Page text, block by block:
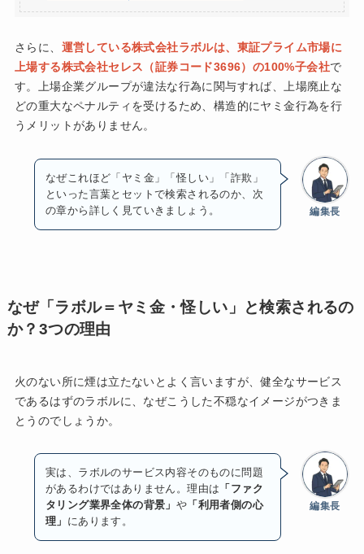
さらに、 運営している株式会社ラボルは、東証プライム市場に
上場する株式会社セレス（証券コード3696）の100%子会社で
す。上場企業グループが違法な行為に関与すれば、上場廃止な
どの重大なペナルティを受けるため、構造的にヤミ金行為を行
うメリットがありません。
編集長
なぜこれほど「ヤミ金」「怪しい」「詐欺」
といった言葉とセットで検索されるのか、次
の章から詳しく見ていきましょう。
なぜ「ラボル＝ヤミ金・怪しい」と検索されるの
か？3つの理由
火のない所に煙は立たないとよく言いますが、健全なサービス
であるはずのラボルに、なぜこうした不穏なイメージがつきま
とうのでしょうか。
編集長
実は、ラボルのサービス内容そのものに問題
があるわけではありません。理由は 「ファク
タリング業界全体の背景」 や 「利用者側の心
理」 にあります。